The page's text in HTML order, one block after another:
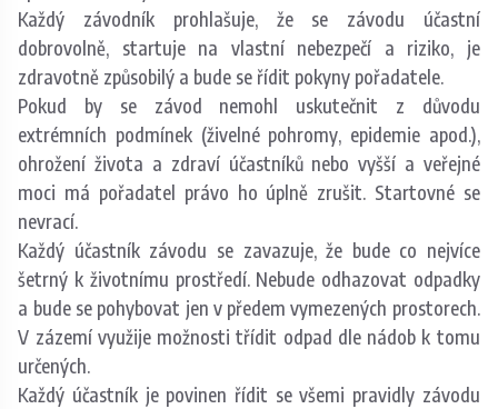
Každý závodník prohlašuje, že se závodu účastní
dobrovolně, startuje na vlastní nebezpečí a riziko, je
zdravotně způsobilý a bude se řídit pokyny pořadatele.
Pokud by se závod nemohl uskutečnit z důvodu
extrémních podmínek (živelné pohromy, epidemie apod.),
ohrožení života a zdraví účastníků nebo vyšší a veřejné
moci má pořadatel právo ho úplně zrušit. Startovné se
nevrací.
Každý účastník závodu se zavazuje, že bude co nejvíce
šetrný k životnímu prostředí. Nebude odhazovat odpadky
a bude se pohybovat jen v předem vymezených prostorech.
V zázemí využije možnosti třídit odpad dle nádob k tomu
určených.
Každý účastník je povinen řídit se všemi pravidly závodu